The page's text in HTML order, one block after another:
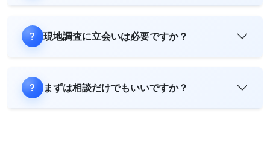
現地調査に立会いは必要ですか？
まずは相談だけでもいいですか？